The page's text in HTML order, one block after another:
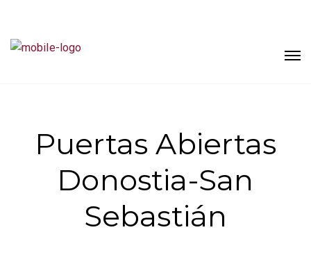
Puertas Abiertas
Donostia-San
Sebastián